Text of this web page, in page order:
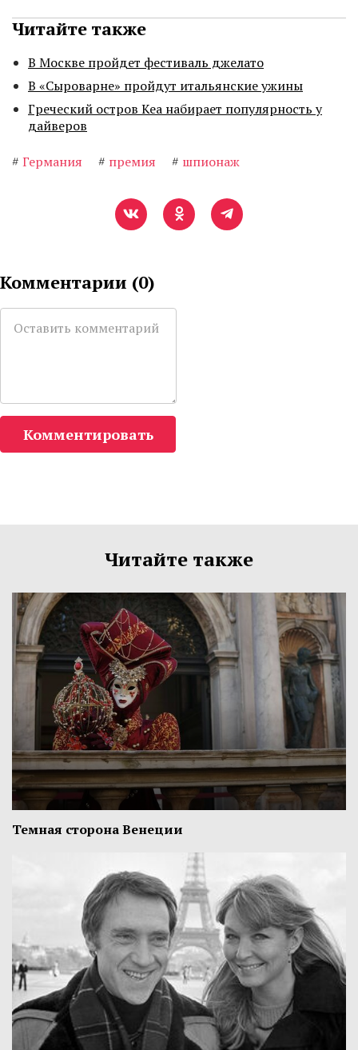
Читайте также
В Москве пройдет фестиваль джелато
В «Сыроварне» пройдут итальянские ужины
Греческий остров Кеа набирает популярность у
дайверов
# Германия # премия # шпионаж
Комментарии (0)
Комментировать
Читайте также
Темная сторона Венеции